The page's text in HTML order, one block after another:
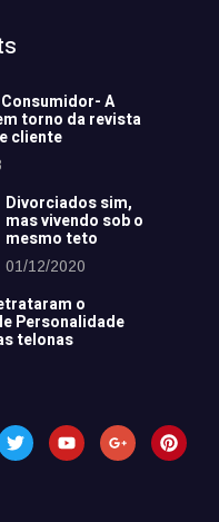
A
torno da revista
cliente
Divorciados sim,
mas vivendo sob o
mesmo teto
01/12/2020
o
Personalidade
telonas